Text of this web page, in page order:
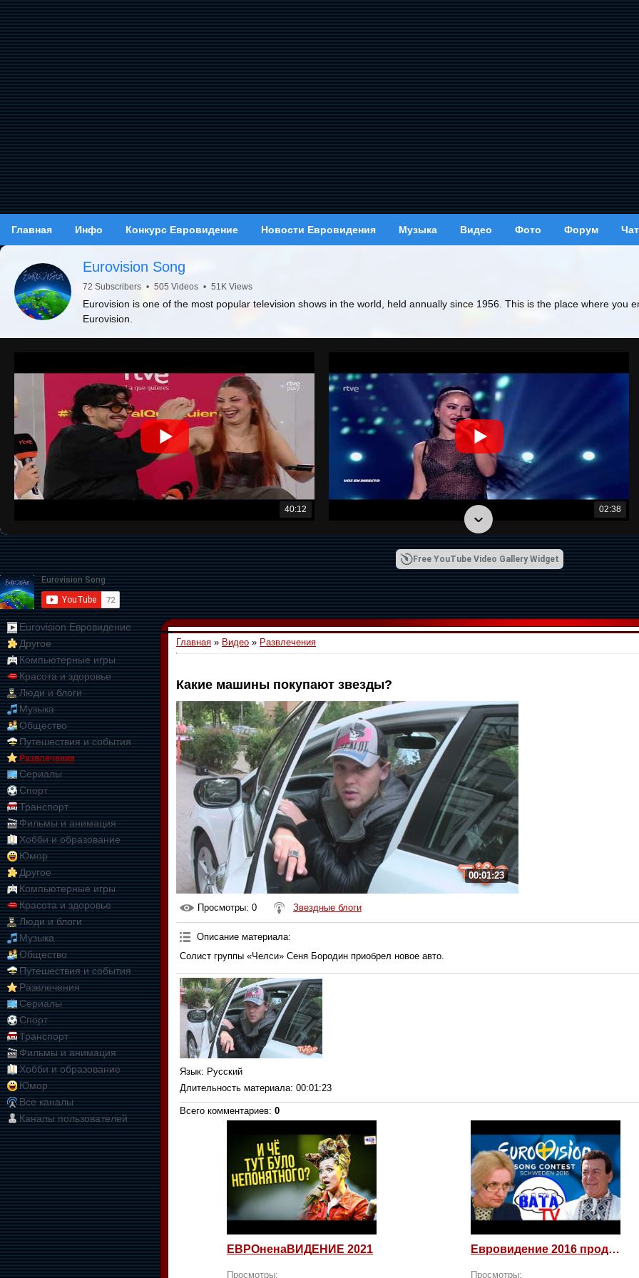
Главная Инфо Конкурс Евровидение Новости Евровидения Музыка Видео Фото Форум Чат
Eurovision Song
72 Subscribers • 505 Videos • 51K Views
Eurovision is one of the most popular television shows in the world, held annually since 1956. This is the place where you
Eurovision.
40:12 02:38
01:09:10
Free YouTube Video Gallery Widget
Eurovision Евровидение
Другое
Компьютерные игры
Красота и здоровье
Люди и блоги
Музыка
Общество
Путешествия и события
Развлечения
Сериалы
Спорт
Транспорт
Фильмы и анимация
Хобби и образование
Юмор
Другое
Компьютерные игры
Красота и здоровье
Люди и блоги
Музыка
Общество
Путешествия и события
Развлечения
Сериалы
Спорт
Транспорт
Фильмы и анимация
Хобби и образование
Юмор
Все каналы
Каналы пользователей
Главная » Видео » Развлечения
Какие машины покупают звезды?
00:01:23
Просмотры: 0 Звездные блоги
Описание материала:
Солист группы «Челси» Сеня Бородин приобрел новое авто.
Язык: Русский
Длительность материала: 00:01:23
Всего комментариев: 0
ЕВРОненаВИДЕНИЕ 2021
Просмотры:
Евровидение 2016 продолжается! Россия возмущается и посылает
Просмотры: